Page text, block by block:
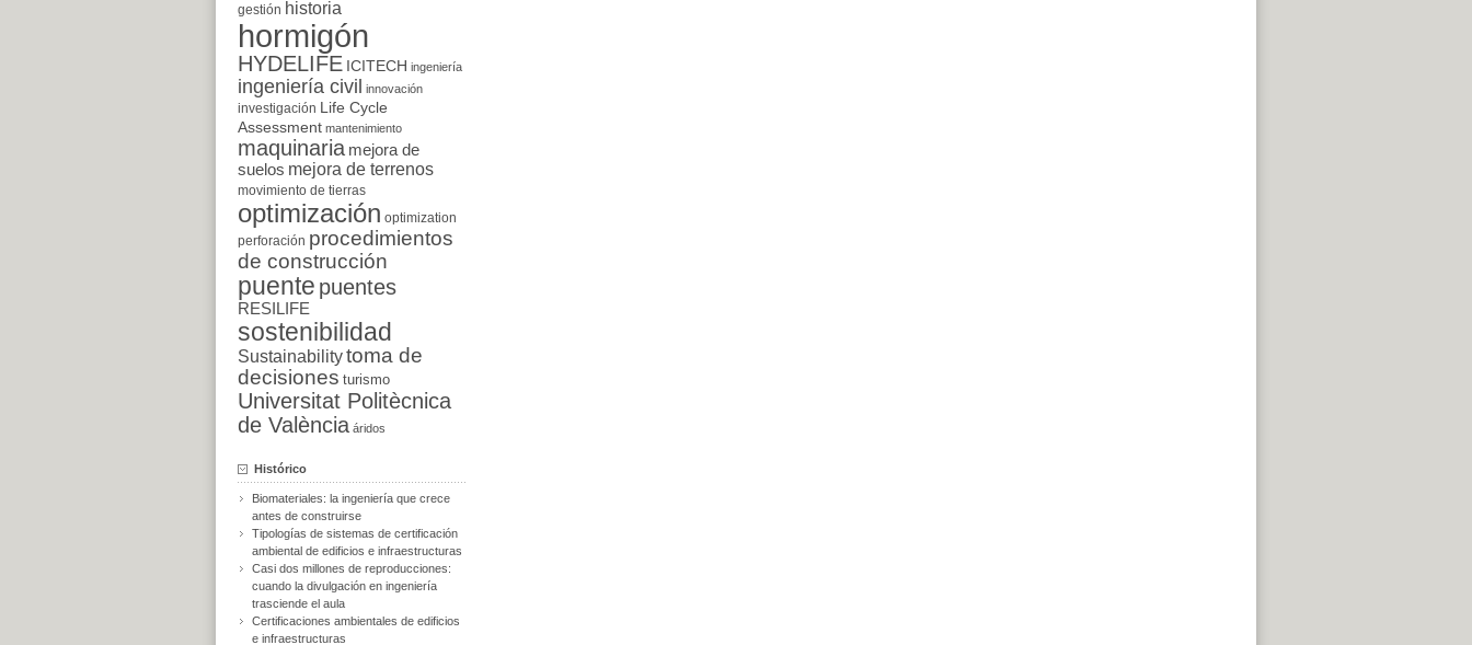
gestión historia
hormigón
HYDELIFE ICITECH ingeniería
ingeniería civil innovación
investigación
Life Cycle
Assessment mantenimiento
maquinaria mejora de
suelos mejora de terrenos
movimiento de tierras
optimización optimization
perforación procedimientos
de construcción
puente puentes
RESILIFE
sostenibilidad
Sustainabilitytoma de
decisiones turismo
Universitat Politècnica
de València áridos
Histórico
Biomateriales: la ingeniería que crece
antes de construirse
Tipologías de sistemas de certificación
ambiental de edificios e infraestructuras
Casi dos millones de reproducciones:
cuando la divulgación en ingeniería
trasciende el aula
Certificaciones ambientales de edificios
e infraestructuras